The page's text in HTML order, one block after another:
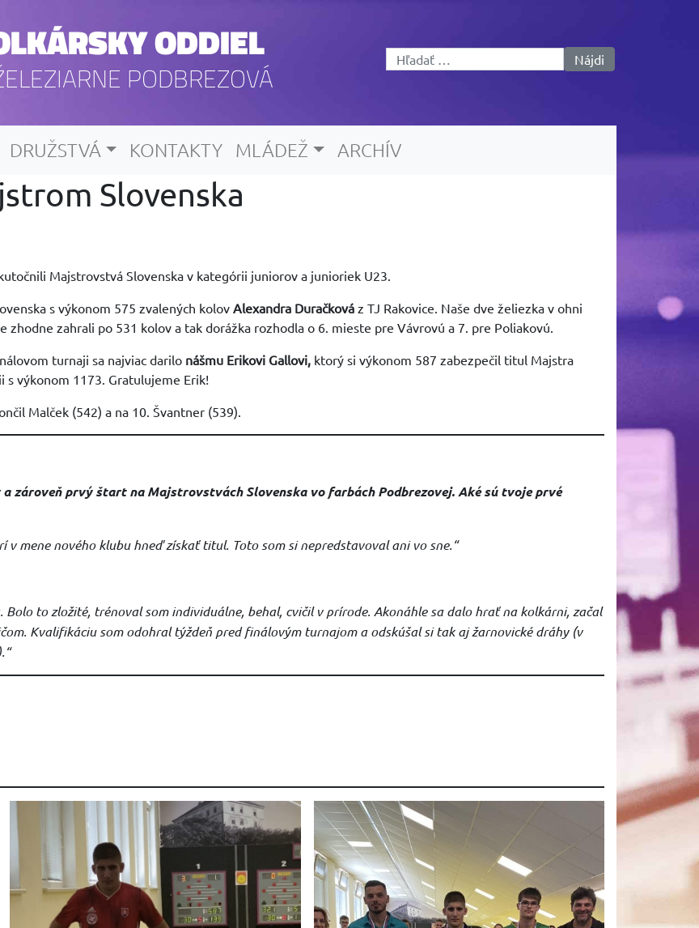
ODDIEL
PODBREZOVÁ Hľadať:
DRUŽSTVÁ KONTAKTY MLÁDEŽ ARCHÍV
Slovenska
Majstrovstvá Slovenska v kategórii juniorov a junioriek U23.
s výkonom 575 zvalených kolovAlexandra Duračková z TJ Rakovice. Naše dve želiezka v ohni
zhodne zahrali po 531 kolov a tak dorážka rozhodla o 6. mieste pre Vávrovú a 7. pre Poliakovú.
turnaji sa najviac darilo nášmu Erikovi Gallovi, ktorý si výkonom 587 zabezpečil titul Majstra
s výkonom 1173. Gratulujeme Erik!
Malček (542) a na 10. Švantner (539).
prvý štart na Majstrovstvách Slovenska vo farbách Podbrezovej. Aké sú tvoje prvé
v mene nového klubu hneď získať titul. Toto som si nepredstavoval ani vo sne.“
to zložité, trénoval som individuálne, behal, cvičil v prírode. Akonáhle sa dalo hrať na kolkárni, začal
Kvalifikáciu som odohral týždeň pred finálovým turnajom a odskúšal si tak aj žarnovické dráhy (v